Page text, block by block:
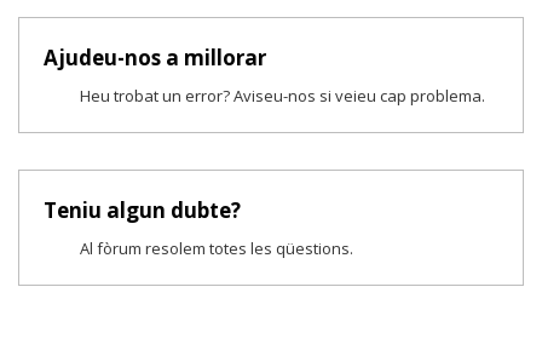
Ajudeu-nos a millorar
Heu trobat un error? Aviseu-nos si veieu cap problema.
Teniu algun dubte?
Al fòrum resolem totes les qüestions.